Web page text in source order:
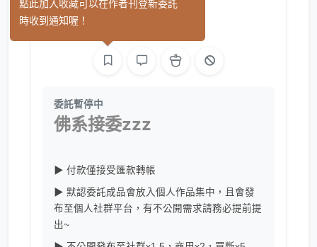
日日 日和
委託暫停中
佛系接委zzz
▶ 付款僅接受匯款轉帳
▶ 默認委託成品會放入個人作品集中，且會發
布至個人社群平台，有不公開需求請務必提前提
出~
點此加入收藏可以在作者刊登新委託
時收到通知喔！